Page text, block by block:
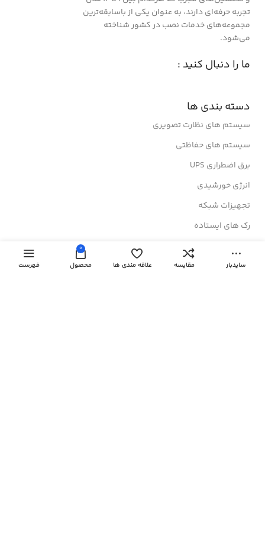
تجربه حرفه‌ای دارند، به عنوان یکی از باسابقه‌ترین
مجموعه‌های خدمات نصب در کشور شناخته
می‌شود.
ما را دنبال کنید :
دسته بندی ها
سیستم های نظارت تصویری
سیستم های حفاظتی
برق اضطراری UPS
انرژی خورشیدی
تجهیزات شبکه
رک های ایستاده
درباز کن های تصویری
سایدبار مقایسه علاقه مندی ها
0
محصول فهرست